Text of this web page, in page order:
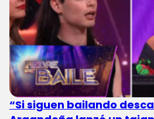
“Si siguen bailando